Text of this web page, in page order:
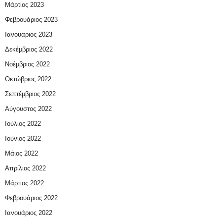
Μάρτιος 2023
Φεβρουάριος 2023
Ιανουάριος 2023
Δεκέμβριος 2022
Νοέμβριος 2022
Οκτώβριος 2022
Σεπτέμβριος 2022
Αύγουστος 2022
Ιούλιος 2022
Ιούνιος 2022
Μάιος 2022
Απρίλιος 2022
Μάρτιος 2022
Φεβρουάριος 2022
Ιανουάριος 2022